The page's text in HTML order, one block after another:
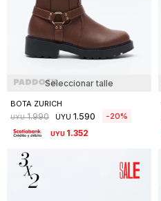
Seleccionar talle
BOTA ZURICH
UYU 1.990 UYU 1.590 20
UYU 1.352